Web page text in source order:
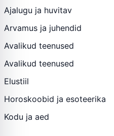
Ajalugu ja huvitav
Arvamus ja juhendid
Avalikud teenused
Avalikud teenused
Elustiil
Horoskoobid ja esoteerika
Kodu ja aed